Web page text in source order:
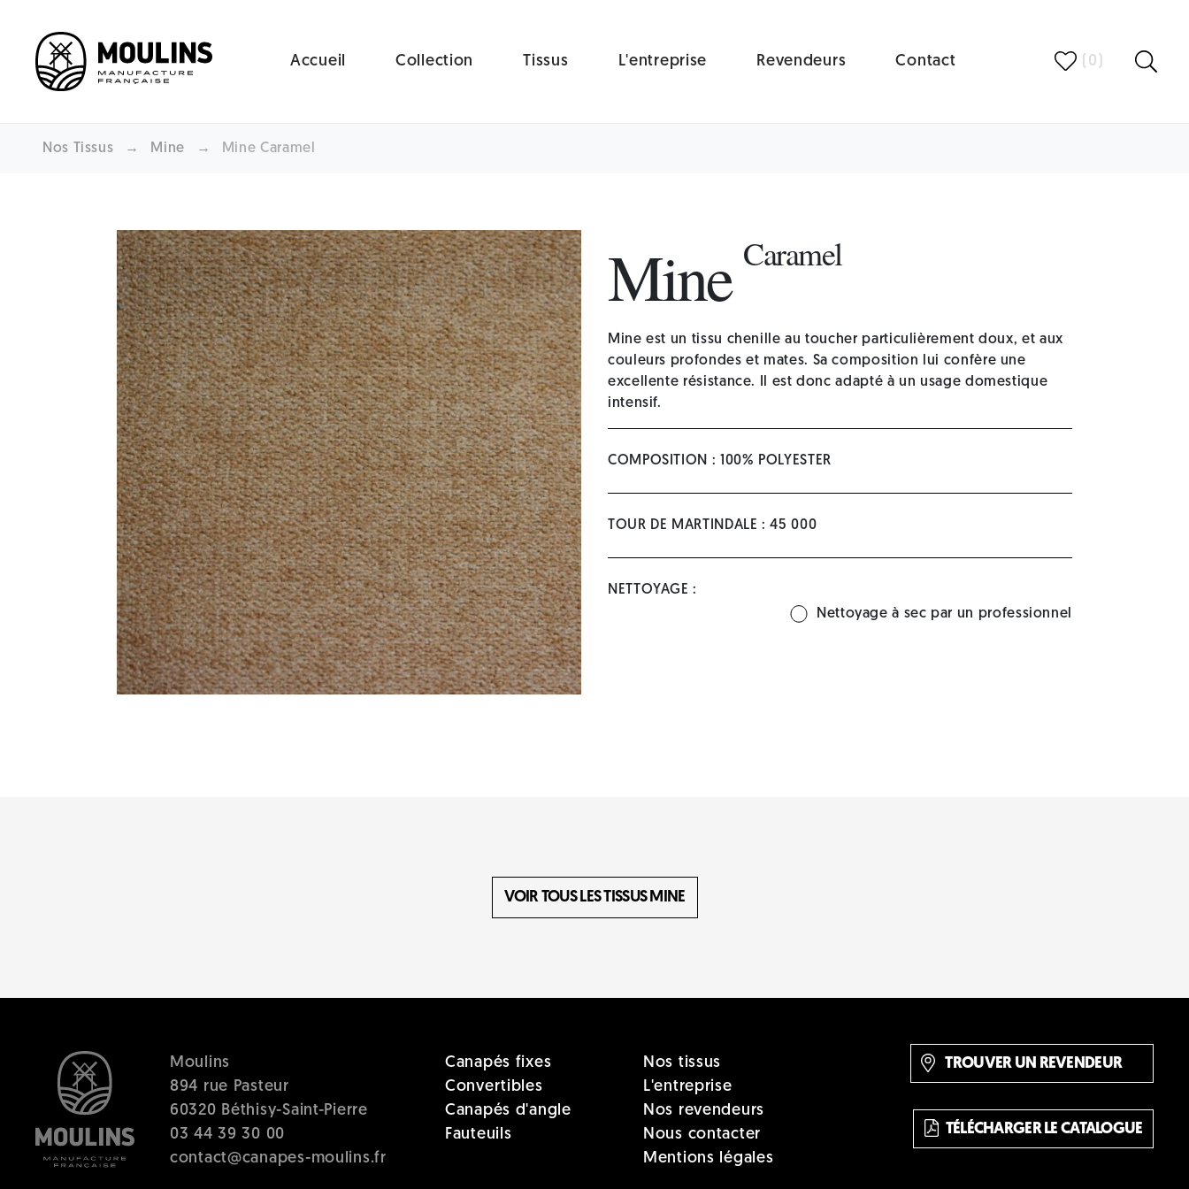
Accueil Collection Tissus L'entreprise Revendeurs Contact 0
Nos Tissus → Mine → Mine Caramel
Mine Caramel
Mine est un tissu chenille au toucher particulièrement doux, et aux
couleurs profondes et mates. Sa composition lui confère une
excellente résistance. Il est donc adapté à un usage domestique
intensif.
COMPOSITION : 100% POLYESTER
TOUR DE MARTINDALE : 45 000
NETTOYAGE :
Nettoyage à sec par un professionnel
VOIR TOUS LES TISSUS MINE
Moulins
894 rue Pasteur
60320 Béthisy-Saint-Pierre
03 44 39 30 00
contact@canapes-moulins.fr
Canapés fixes
Convertibles
Canapés d'angle
Fauteuils
Nos tissus
L'entreprise
Nos revendeurs
Nous contacter
Mentions légales
TROUVER UN REVENDEUR
TÉLÉCHARGER LE CATALOGUE